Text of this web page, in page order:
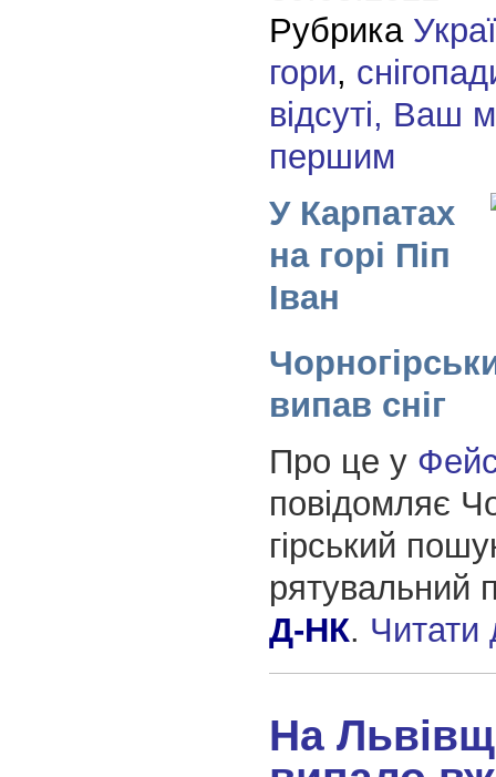
Рубрика
гори,
відсуті, Ваш
першим
У Карпатах
на горі Піп
Іван
випав сніг
Про це у
повідомляє
гірський
рятувальний
Д-НК.
На